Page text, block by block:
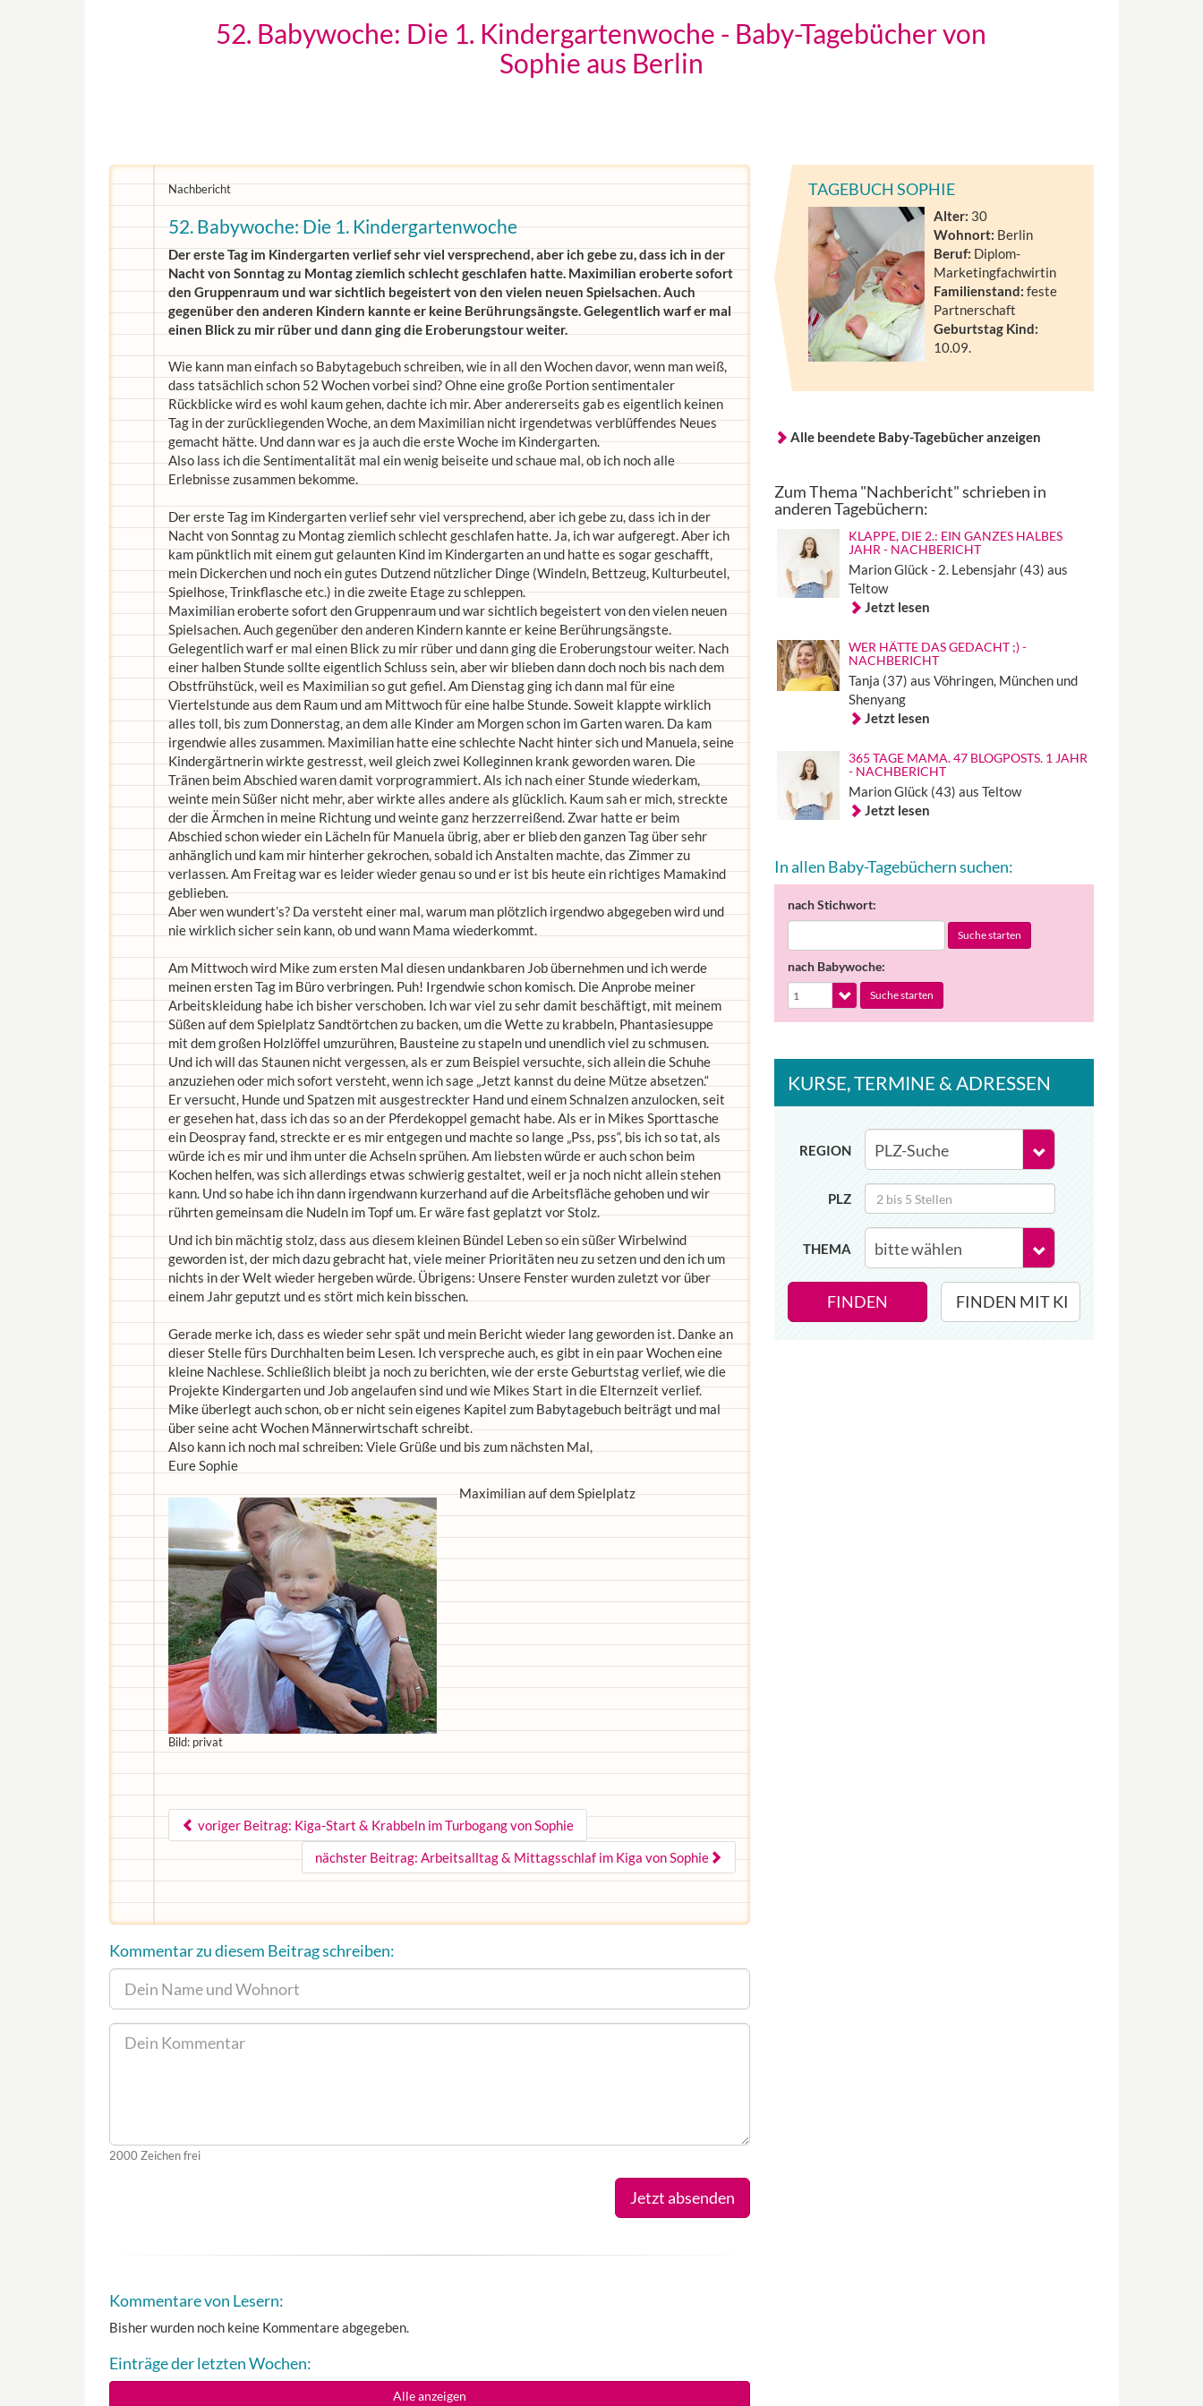
52. Babywoche: Die 1. Kindergartenwoche - Baby-Tagebücher von
Sophie aus Berlin
Nachbericht
52. Babywoche: Die 1. Kindergartenwoche
Der erste Tag im Kindergarten verlief sehr viel versprechend, aber ich gebe zu, dass ich in der
Nacht von Sonntag zu Montag ziemlich schlecht geschlafen hatte. Maximilian eroberte sofort
den Gruppenraum und war sichtlich begeistert von den vielen neuen Spielsachen. Auch
gegenüber den anderen Kindern kannte er keine Berührungsängste. Gelegentlich warf er mal
einen Blick zu mir rüber und dann ging die Eroberungstour weiter.
Wie kann man einfach so Babytagebuch schreiben, wie in all den Wochen davor, wenn man weiß,
dass tatsächlich schon 52 Wochen vorbei sind? Ohne eine große Portion sentimentaler
Rückblicke wird es wohl kaum gehen, dachte ich mir. Aber andererseits gab es eigentlich keinen
Tag in der zurückliegenden Woche, an dem Maximilian nicht irgendetwas verblüffendes Neues
gemacht hätte. Und dann war es ja auch die erste Woche im Kindergarten.
Also lass ich die Sentimentalität mal ein wenig beiseite und schaue mal, ob ich noch alle
Erlebnisse zusammen bekomme.
Der erste Tag im Kindergarten verlief sehr viel versprechend, aber ich gebe zu, dass ich in der
Nacht von Sonntag zu Montag ziemlich schlecht geschlafen hatte. Ja, ich war aufgeregt. Aber ich
kam pünktlich mit einem gut gelaunten Kind im Kindergarten an und hatte es sogar geschafft,
mein Dickerchen und noch ein gutes Dutzend nützlicher Dinge (Windeln, Bettzeug, Kulturbeutel,
Spielhose, Trinkflasche etc.) in die zweite Etage zu schleppen.
Maximilian eroberte sofort den Gruppenraum und war sichtlich begeistert von den vielen neuen
Spielsachen. Auch gegenüber den anderen Kindern kannte er keine Berührungsängste.
Gelegentlich warf er mal einen Blick zu mir rüber und dann ging die Eroberungstour weiter. Nach
einer halben Stunde sollte eigentlich Schluss sein, aber wir blieben dann doch noch bis nach dem
Obstfrühstück, weil es Maximilian so gut gefiel. Am Dienstag ging ich dann mal für eine
Viertelstunde aus dem Raum und am Mittwoch für eine halbe Stunde. Soweit klappte wirklich
alles toll, bis zum Donnerstag, an dem alle Kinder am Morgen schon im Garten waren. Da kam
irgendwie alles zusammen. Maximilian hatte eine schlechte Nacht hinter sich und Manuela, seine
Kindergärtnerin wirkte gestresst, weil gleich zwei Kolleginnen krank geworden waren. Die
Tränen beim Abschied waren damit vorprogrammiert. Als ich nach einer Stunde wiederkam,
weinte mein Süßer nicht mehr, aber wirkte alles andere als glücklich. Kaum sah er mich, streckte
der die Ärmchen in meine Richtung und weinte ganz herzzerreißend. Zwar hatte er beim
Abschied schon wieder ein Lächeln für Manuela übrig, aber er blieb den ganzen Tag über sehr
anhänglich und kam mir hinterher gekrochen, sobald ich Anstalten machte, das Zimmer zu
verlassen. Am Freitag war es leider wieder genau so und er ist bis heute ein richtiges Mamakind
geblieben.
Aber wen wundert’s? Da versteht einer mal, warum man plötzlich irgendwo abgegeben wird und
nie wirklich sicher sein kann, ob und wann Mama wiederkommt.
Am Mittwoch wird Mike zum ersten Mal diesen undankbaren Job übernehmen und ich werde
meinen ersten Tag im Büro verbringen. Puh! Irgendwie schon komisch. Die Anprobe meiner
Arbeitskleidung habe ich bisher verschoben. Ich war viel zu sehr damit beschäftigt, mit meinem
Süßen auf dem Spielplatz Sandtörtchen zu backen, um die Wette zu krabbeln, Phantasiesuppe
mit dem großen Holzlöffel umzurühren, Bausteine zu stapeln und unendlich viel zu schmusen.
Und ich will das Staunen nicht vergessen, als er zum Beispiel versuchte, sich allein die Schuhe
anzuziehen oder mich sofort versteht, wenn ich sage „Jetzt kannst du deine Mütze absetzen.“
Er versucht, Hunde und Spatzen mit ausgestreckter Hand und einem Schnalzen anzulocken, seit
er gesehen hat, dass ich das so an der Pferdekoppel gemacht habe. Als er in Mikes Sporttasche
ein Deospray fand, streckte er es mir entgegen und machte so lange „Pss, pss“, bis ich so tat, als
würde ich es mir und ihm unter die Achseln sprühen. Am liebsten würde er auch schon beim
Kochen helfen, was sich allerdings etwas schwierig gestaltet, weil er ja noch nicht allein stehen
kann. Und so habe ich ihn dann irgendwann kurzerhand auf die Arbeitsfläche gehoben und wir
rührten gemeinsam die Nudeln im Topf um. Er wäre fast geplatzt vor Stolz.
Und ich bin mächtig stolz, dass aus diesem kleinen Bündel Leben so ein süßer Wirbelwind
geworden ist, der mich dazu gebracht hat, viele meiner Prioritäten neu zu setzen und den ich um
nichts in der Welt wieder hergeben würde. Übrigens: Unsere Fenster wurden zuletzt vor über
einem Jahr geputzt und es stört mich kein bisschen.
Gerade merke ich, dass es wieder sehr spät und mein Bericht wieder lang geworden ist. Danke an
dieser Stelle fürs Durchhalten beim Lesen. Ich verspreche auch, es gibt in ein paar Wochen eine
kleine Nachlese. Schließlich bleibt ja noch zu berichten, wie der erste Geburtstag verlief, wie die
Projekte Kindergarten und Job angelaufen sind und wie Mikes Start in die Elternzeit verlief.
Mike überlegt auch schon, ob er nicht sein eigenes Kapitel zum Babytagebuch beiträgt und mal
über seine acht Wochen Männerwirtschaft schreibt.
Also kann ich noch mal schreiben: Viele Grüße und bis zum nächsten Mal,
Eure Sophie
Bild: privat
Maximilian auf dem Spielplatz
voriger Beitrag: Kiga-Start & Krabbeln im Turbogang von Sophie
nächster Beitrag: Arbeitsalltag & Mittagsschlaf im Kiga von Sophie
Kommentar zu diesem Beitrag schreiben:
2000 Zeichen frei
Jetzt absenden
Kommentare von Lesern:
Bisher wurden noch keine Kommentare abgegeben.
Einträge der letzten Wochen:
Alle anzeigen
TAGEBUCH SOPHIE
Alter: 30
Wohnort: Berlin
Beruf: Diplom-
Marketingfachwirtin
Familienstand: feste
Partnerschaft
Geburtstag Kind:
10.09.
Alle beendete Baby-Tagebücher anzeigen
Zum Thema "Nachbericht" schrieben in
anderen Tagebüchern:
KLAPPE, DIE 2.: EIN GANZES HALBES
JAHR - NACHBERICHT
Marion Glück - 2. Lebensjahr (43) aus
Teltow
Jetzt lesen
WER HÄTTE DAS GEDACHT ;) -
NACHBERICHT
Tanja (37) aus Vöhringen, München und
Shenyang
Jetzt lesen
365 TAGE MAMA. 47 BLOGPOSTS. 1 JAHR
- NACHBERICHT
Marion Glück (43) aus Teltow
Jetzt lesen
In allen Baby-Tagebüchern suchen:
nach Stichwort:
Suche starten
nach Babywoche:
Suche starten
KURSE, TERMINE & ADRESSEN
REGION
PLZ
THEMA
FINDEN FINDEN MIT KI